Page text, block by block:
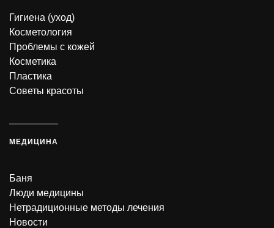
Гигиена (уход)
Косметология
Проблемы с кожей
Косметика
Пластика
Советы красоты
МЕДИЦИНА
Баня
Люди медицины
Нетрадиционные методы лечения
Новости